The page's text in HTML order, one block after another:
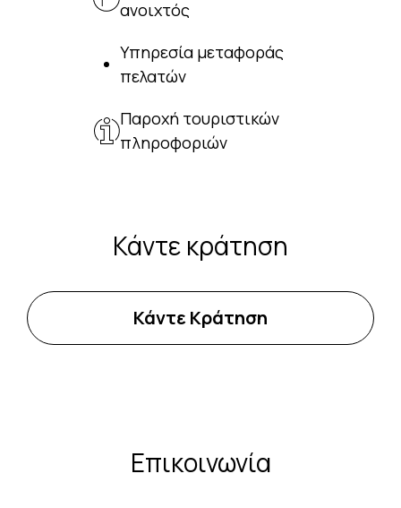
ανοιχτός
Υπηρεσία μεταφοράς
πελατών
Παροχή τουριστικών
πληροφοριών
Κάντε κράτηση
Κάντε Κράτηση
Επικοινωνία